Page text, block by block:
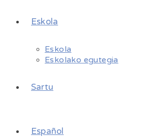
Eskola
Eskola
Eskolako egutegia
Sartu
Español